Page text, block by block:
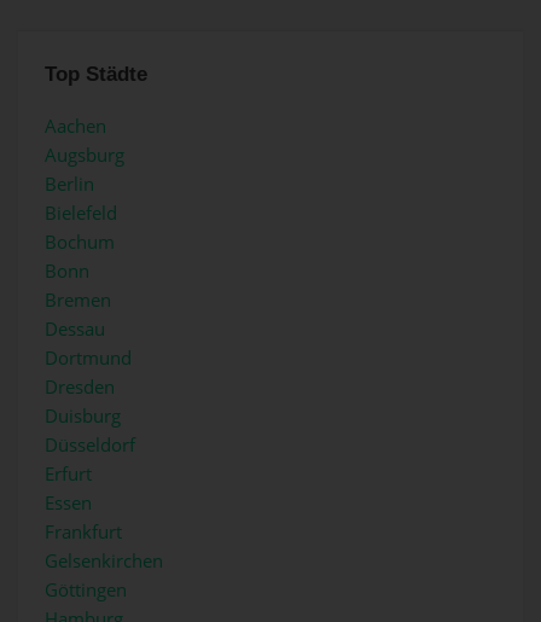
Top Städte
Aachen
Augsburg
Berlin
Bielefeld
Bochum
Bonn
Bremen
Dessau
Dortmund
Dresden
Duisburg
Düsseldorf
Erfurt
Essen
Frankfurt
Gelsenkirchen
Göttingen